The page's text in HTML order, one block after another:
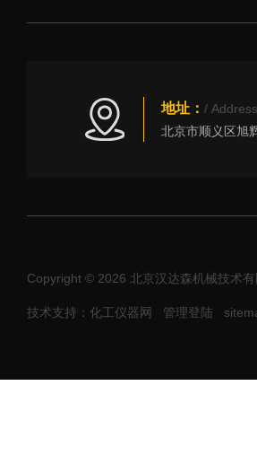
地址： / Address
北京市顺义区旭
Copyright © 2026 北京汉达森机械技术
技术支持：化工仪器网 管理登陆